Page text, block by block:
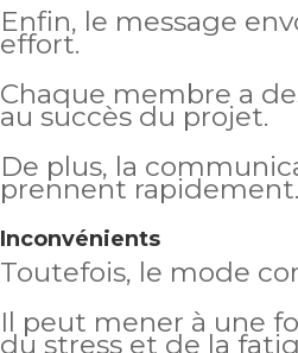
Enfin, le message
effort.
Chaque membre a
au succès du projet.
De plus, la
prennent
Inconvénients
Toutefois, le mode
Il peut mener à une
du stress et de la